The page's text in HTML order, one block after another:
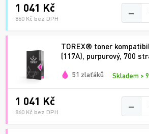
1 041 Kč
860 Kč bez DPH −
TOREX® toner
(117A), purpurový, 700
51 zlaťáků Skladem >
1 041 Kč
860 Kč bez DPH −